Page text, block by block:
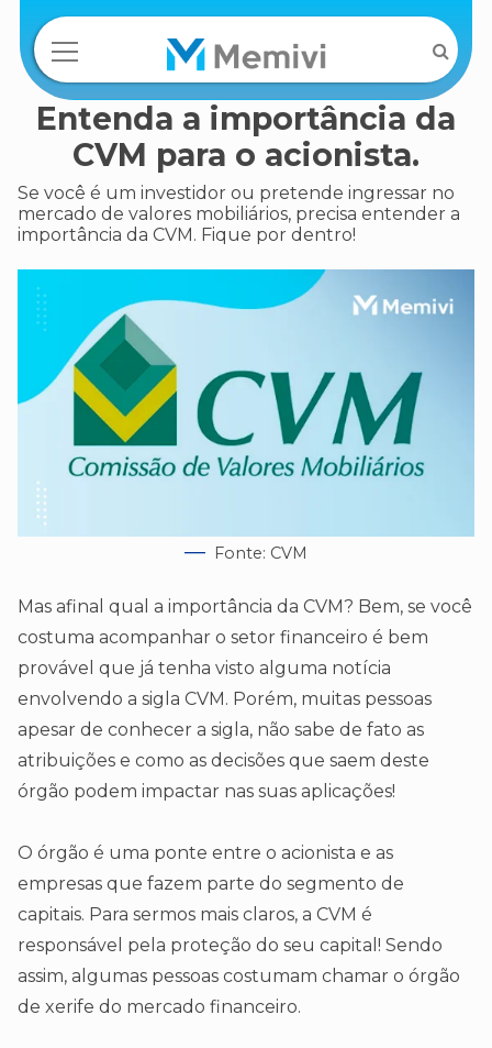
Entenda a importância da
CVM para o acionista.
Se você é um investidor ou pretende ingressar no
mercado de valores mobiliários, precisa entender a
importância da CVM. Fique por dentro!
Fonte: CVM
Mas afinal qual a importância da CVM? Bem, se você
costuma acompanhar o setor financeiro é bem
provável que já tenha visto alguma notícia
envolvendo a sigla CVM. Porém, muitas pessoas
apesar de conhecer a sigla, não sabe de fato as
atribuições e como as decisões que saem deste
órgão podem impactar nas suas aplicações!
O órgão é uma ponte entre o acionista e as
empresas que fazem parte do segmento de
capitais. Para sermos mais claros, a CVM é
responsável pela proteção do seu capital! Sendo
assim, algumas pessoas costumam chamar o órgão
de xerife do mercado financeiro.